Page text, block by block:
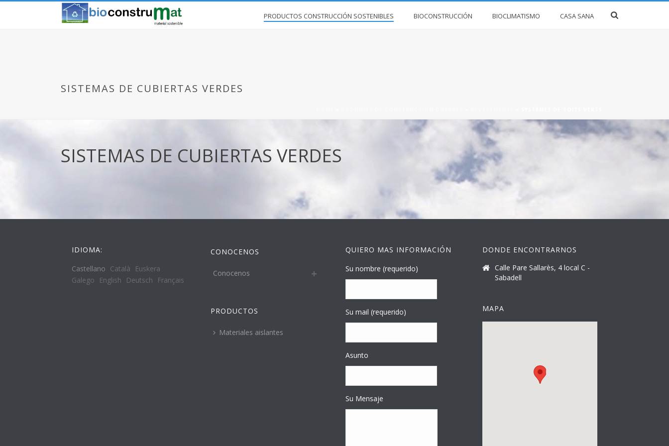
PRODUCTOS CONSTRUCCIÓN SOSTENIBLES BIOCONSTRUCCIÓN BIOCLIMATISMO CASA SANA
SISTEMAS DE CUBIERTAS VERDES
SISTEMAS DE CUBIERTAS VERDES
IDIOMA:
Castellano Català
Euskera
Galego
English Deutsch Français
CONOCENOS
Conocenos
PRODUCTOS
Materiales aislantes
QUIERO MAS INFORMACIÓN
Su nombre (requerido)
Su mail (requerido)
Asunto
Su Mensaje
DONDE ENCONTRARNOS
Calle Pare Sallarès, 4 local C -
Sabadell
MAPA